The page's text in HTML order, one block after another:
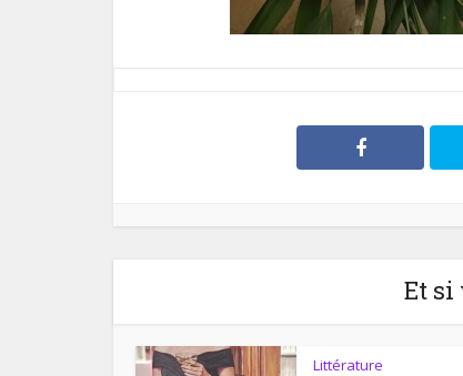
Et si
Littérature